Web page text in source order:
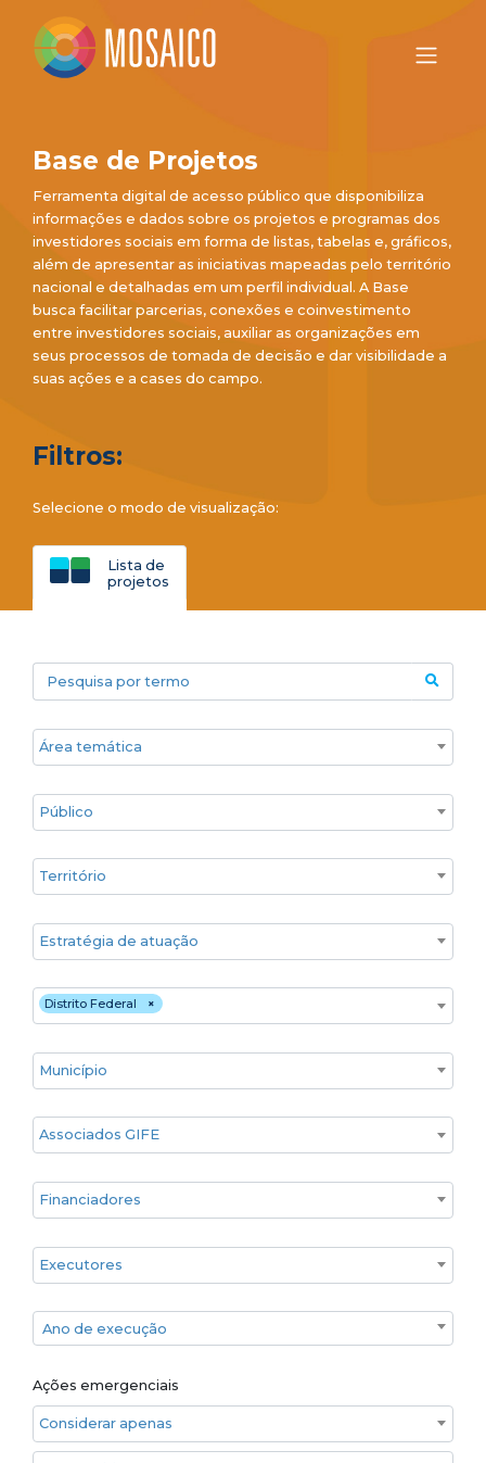
Base de Projetos
Ferramenta digital de acesso público que disponibiliza
informações e dados sobre os projetos e programas dos
investidores sociais em forma de listas, tabelas e, gráficos,
além de apresentar as iniciativas mapeadas pelo território
nacional e detalhadas em um perfil individual. A Base
busca facilitar parcerias, conexões e coinvestimento
entre investidores sociais, auxiliar as organizações em
seus processos de tomada de decisão e dar visibilidade a
suas ações e a cases do campo.
Filtros:
Selecione o modo de visualização:
Lista de
projetos
Pesquisa por termo
Áreas temáticas
Público
Territórios
Estratégia de atuação
Estado ×
Distrito Federal
Cidade
Associados GIFE
Financiadores
Executores
Ano de execução
Ano de execução
Ações emergenciais
Considerar apenas ações emergenciais